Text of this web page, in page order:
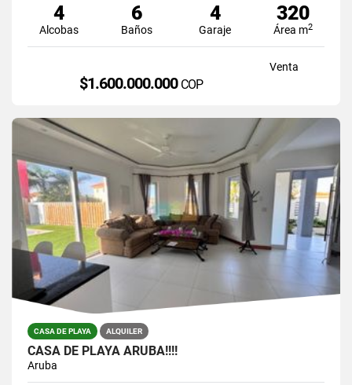
4
Alcobas
6
Baños
4
Garaje
320
Área m2
Venta
$1.600.000.000 COP
CASA DE PLAYA ALQUILER
CASA DE PLAYA ARUBA!!!!
Aruba